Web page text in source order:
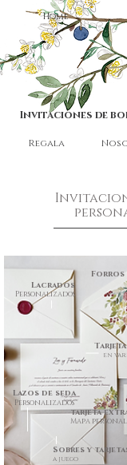
Home
Invitaciones de
Regala
Lacrados
Personalizados
Forros
Lazos de seda
Personalizados
en
tarjeta
Mapa
Sobres y
a juego